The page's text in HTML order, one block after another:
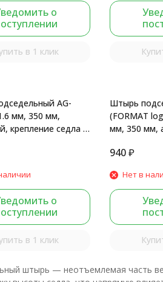
о
в 1 клик
AG-
мм, 350 мм,
крепление седла -
о
в 1 клик
Штырь
(FORMAT
мм, 350 мм,
мат.
940 ₽
Нет в
штырь — неотъемлемая часть